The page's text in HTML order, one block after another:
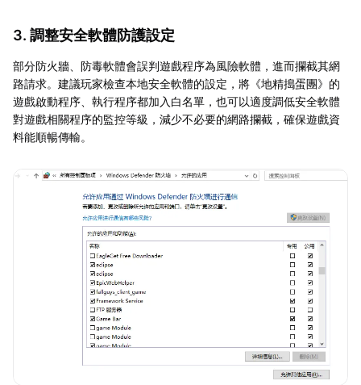
3. 調整安全軟體防護設定
部分防火牆、防毒軟體會誤判遊戲程序為風險軟體，進而攔截其網
路請求。建議玩家檢查本地安全軟體的設定，將《地精搗蛋團》的
遊戲啟動程序、執行程序都加入白名單，也可以適度調低安全軟體
對遊戲相關程序的監控等級，減少不必要的網路攔截，確保遊戲資
料能順暢傳輸。